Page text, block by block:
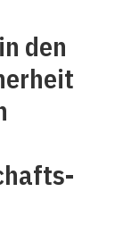
den